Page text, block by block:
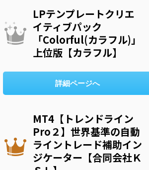
LPテンプレートクリエ
イティブパック
「Colorful(カラフル)」
上位版【カラフル】
詳細ページへ
MT4【トレンドライン
Pro２】世界基準の自動
ライントレード補助イン
ジケーター【合同会社Ｋ